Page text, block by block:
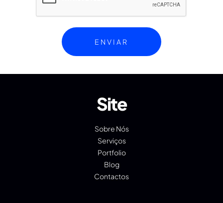
Site
Sobre Nós
Serviços
Portfolio
Blog
Contactos